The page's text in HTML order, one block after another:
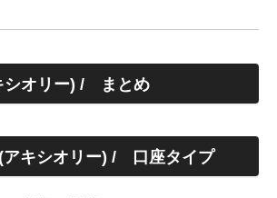
シオリー) / まとめ
アキシオリー) / 口座タイプ